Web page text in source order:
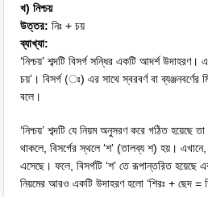
খ) নিশ্চয়
উত্তর: নিঃ + চয়
ব্যাখ্যা:
‘নিশ্চয়’ শব্দটি বিসর্গ সন্ধির একটি আদর্শ
চয়’। বিসর্গ (ঃ) এর সাথে স্বরবর্ণ বা ব্যঞ্জনবর্ণের
বলে।
‘নিশ্চয়’ শব্দটি যে নিয়ম অনুসরণ করে গঠিত হয়েছে
থাকলে, বিসর্গের স্থলে ‘শ’ (তালব্য শ) হয়। এখানে,
এসেছে। ফলে, বিসর্গটি ‘শ’ তে রূপান্তরিত হয়েছে
নিয়মের আরও একটি উদাহরণ হলো ‘শিরঃ + ছেদ =